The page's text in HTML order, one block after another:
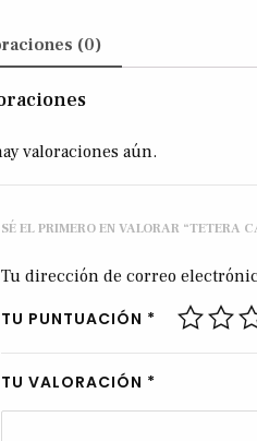
(0)
valoraciones aún.
SÉ EL PRIMERO EN VALORAR “TETERA
Tu dirección de correo
TU PUNTUACIÓN *
TU VALORACIÓN *